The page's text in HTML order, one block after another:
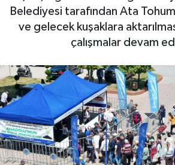
Belediyesi tarafından Ata
ve gelecek kuşaklara
çalışmalar devam
DÜNYA
EĞİTİM
EKOLOJİ VE ÇEVRE
BİLİM VE TEKNOLOJİ